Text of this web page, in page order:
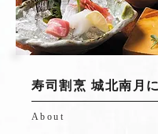
寿司割烹 城北南月
About